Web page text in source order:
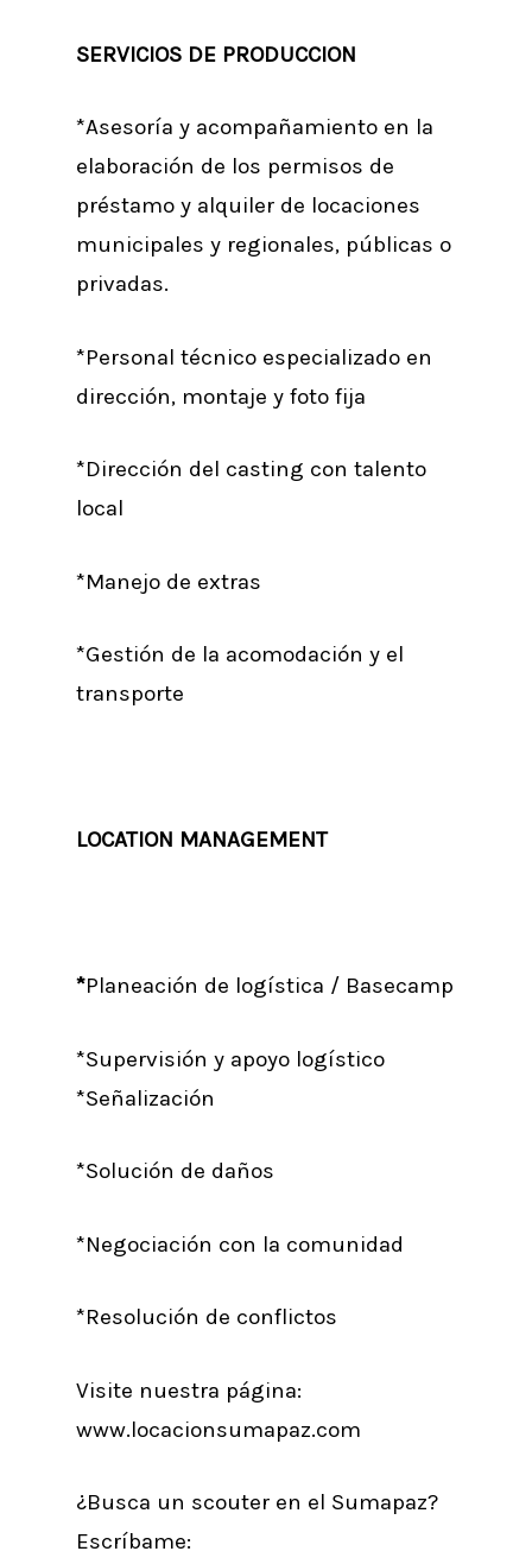
SERVICIOS DE PRODUCCION
*Asesoría y acompañamiento en la
elaboración de los permisos de
préstamo y alquiler de locaciones
municipales y regionales, públicas o
privadas.
*Personal técnico especializado en
dirección, montaje y foto fija
*Dirección del casting con talento
local
*Manejo de extras
*Gestión de la acomodación y el
transporte
LOCATION MANAGEMENT
*Planeación de logística / Basecamp
*Supervisión y apoyo logístico
*Señalización
*Solución de daños
*Negociación con la comunidad
*Resolución de conflictos
Visite nuestra página:
www.locacionsumapaz.com
¿Busca un scouter en el Sumapaz?
Escríbame: